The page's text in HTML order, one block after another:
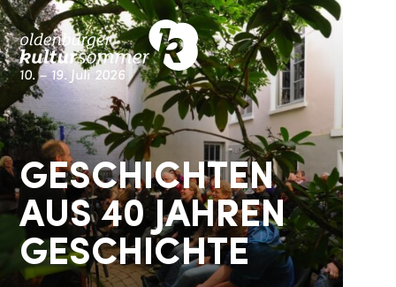
Skip
to
content
Kultursommer Oldenburg
10. – 19. Juli 2026
GESCHICHTEN
AUS 40 JAHREN
GESCHICHTE